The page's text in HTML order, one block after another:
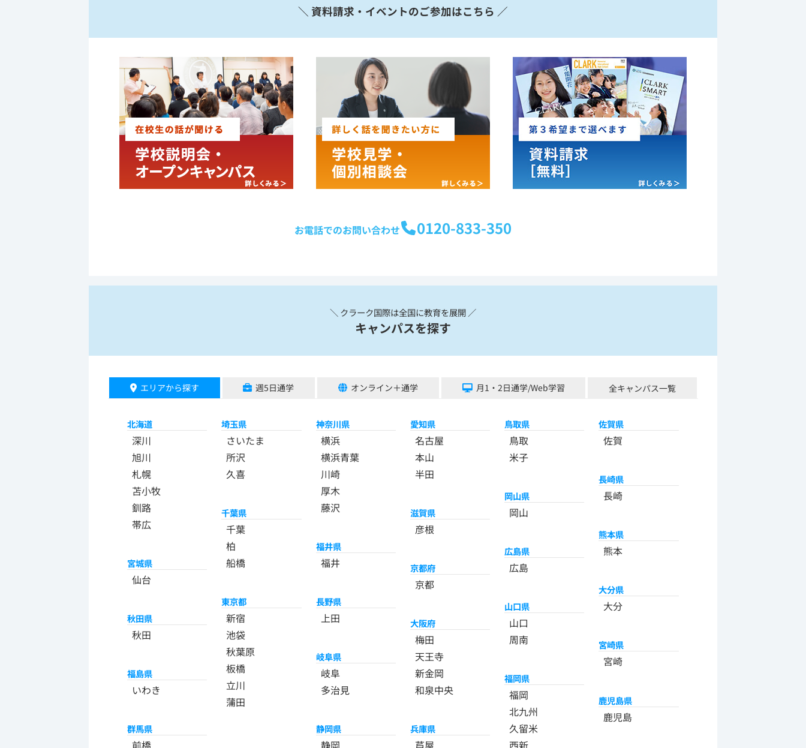
＼ 資料請求・イベントのご参加はこちら ／
お電話でのお問い合わせ 0120-833-350
＼ クラーク国際は全国に教育を展開 ／
キャンパスを探す
エリアから探す 週5日通学 オンライン＋通学 月1・2日通学/Web学習 全キャンパス一覧
北海道
深川
旭川
札幌
苫小牧
釧路
帯広
宮城県
仙台
秋田県
秋田
福島県
いわき
群馬県
埼玉県
さいたま
所沢
久喜
千葉県
千葉
柏
船橋
東京都
新宿
池袋
秋葉原
板橋
立川
蒲田
神奈川県
横浜
横浜青葉
川崎
厚木
藤沢
福井県
福井
長野県
上田
岐阜県
岐阜
多治見
静岡県
愛知県
名古屋
本山
半田
滋賀県
彦根
京都府
京都
大阪府
梅田
天王寺
新金岡
和泉中央
兵庫県
鳥取県
鳥取
米子
岡山県
岡山
広島県
広島
山口県
山口
周南
福岡県
福岡
北九州
久留米
佐賀県
佐賀
長崎県
長崎
熊本県
熊本
大分県
大分
宮崎県
宮崎
鹿児島県
鹿児島